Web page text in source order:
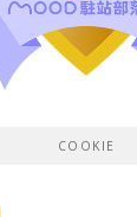
COOKIE